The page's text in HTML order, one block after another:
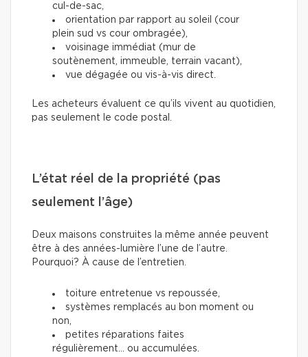
cul-de-sac,
orientation par rapport au soleil (cour
plein sud vs cour ombragée),
voisinage immédiat (mur de
soutènement, immeuble, terrain vacant),
vue dégagée ou vis-à-vis direct.
Les acheteurs évaluent ce qu’ils vivent au quotidien,
pas seulement le code postal.
L’état réel de la propriété (pas
seulement l’âge)
Deux maisons construites la même année peuvent
être à des années-lumière l’une de l’autre.
Pourquoi? À cause de l’entretien.
toiture entretenue vs repoussée,
systèmes remplacés au bon moment ou
non,
petites réparations faites
régulièrement… ou accumulées.